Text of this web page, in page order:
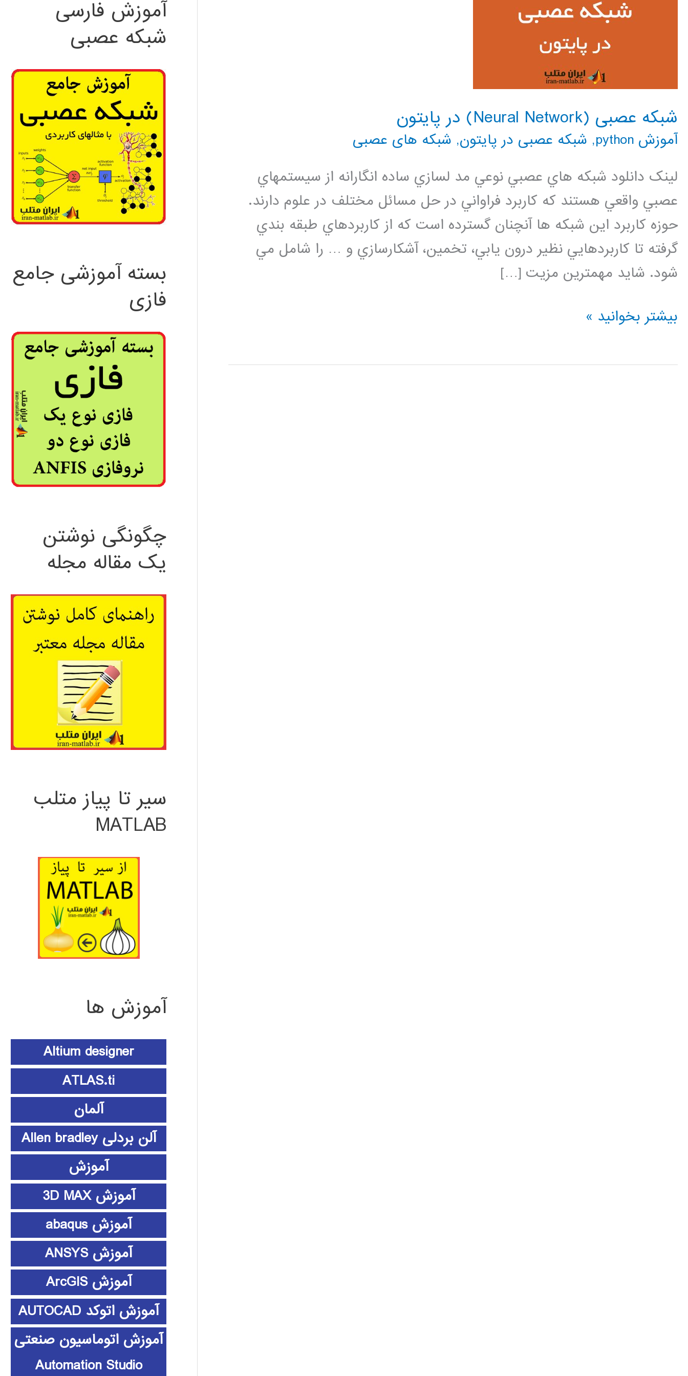
شبکه عصبی (Neural Network) در پایتون
آموزش python , شبکه عصبی در پایتون, شبکه های عصبی
لینک دانلود شبكه هاي عصبي نوعي مد لسازي ساده انگارانه از سيستمهاي
عصبي واقعي هستند كه كاربرد فراواني در حل مسائل مختلف در علوم دارند.
حوزه كاربرد اين شبكه ها آنچنان گسترده است كه از كاربردهاي طبقه بندي
گرفته تا كاربردهايي نظير درون يابي، تخمين، آشكارسازي و … را شامل مي
شود. شايد مهمترين مزيت […]
شبکه
(Neural
بیشتر بخوانید »
آموزش فارسی
شبکه عصبی
بسته آموزشی جامع
فازی
چگونگی نوشتن
یک مقاله مجله
سیر تا پیاز متلب
MATLAB
آموزش ها
Altium designer
ATLAS.ti
آلمان
آلن بردلی Allen bradley
آموزش
آموزش 3D MAX
آموزش abaqus
آموزش ANSYS
آموزش ArcGIS
آموزش اتوکد AUTOCAD
آموزش اتوماسیون صنعتی
Automation Studio